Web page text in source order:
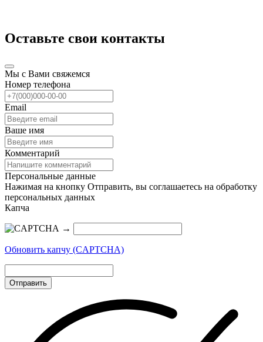
Оставьте свои контакты
Мы с Вами свяжемся
Номер телефона
Email
Ваше имя
Комментарий
Персональные данные
Нажимая на кнопку Отправить, вы соглашаетесь на обработку
персональных данных
Капча
→
Обновить капчу (CAPTCHA)
Отправить